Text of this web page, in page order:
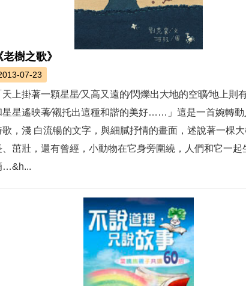
老樹之歌》
07-23
天上掛著一顆星星∕又高又遠的∕閃爍出大地的空曠∕地上則
星星遙映著∕襯托出這種和諧的美好……」這是一首婉轉動
歌，淺 白流暢的文字，與細膩抒情的畫面，述說著一棵
、茁壯，還有曾經，小動物在它身旁圍繞，人們和它一起
…&h...